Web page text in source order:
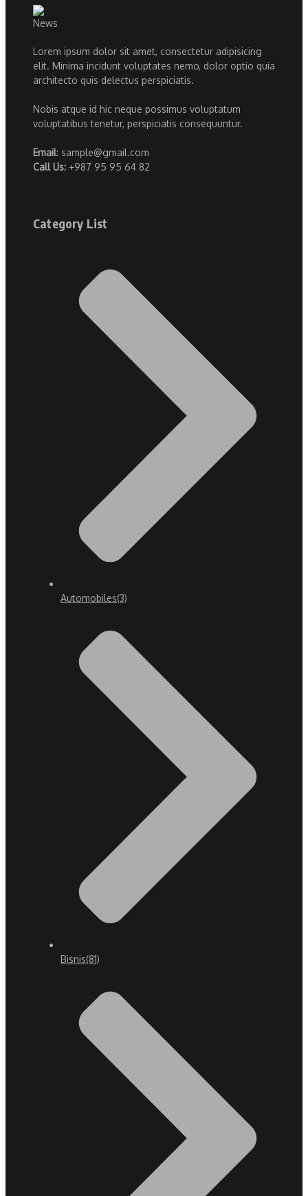
Lorem ipsum dolor sit amet, consectetur adipisicing
elit. Minima incidunt voluptates nemo, dolor optio quia
architecto quis delectus perspiciatis.
Nobis atque id hic neque possimus voluptatum
voluptatibus tenetur, perspiciatis consequuntur.
Email: sample@gmail.com
Call Us: +987 95 95 64 82
Category List
Automobiles(3)
Bisnis(81)